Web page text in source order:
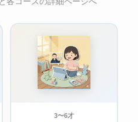
3〜6才